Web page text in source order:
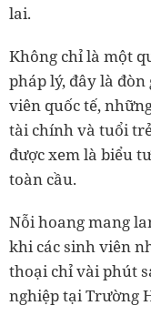
lai.
Không chỉ là một
pháp lý, đây là
viên quốc tế,
tài chính và tuổi
được xem là biểu
toàn cầu.
Nỗi hoang mang
khi các sinh viên
thoại chỉ vài phút
nghiệp tại Trường